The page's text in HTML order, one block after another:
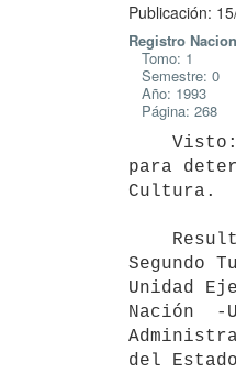
Publicación:
Registro
Tomo: 1
Semestre: 0
Año: 1993
Página: 268
para
Cultura.
Segundo
Unidad
Nación  -
del